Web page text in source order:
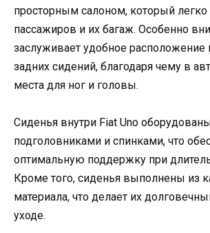
просторным салоном, который
пассажиров и их багаж. Особенно
заслуживает удобное расположение
задних сидений, благодаря чему в
места для ног и головы.
Сиденья внутри Fiat Uno
подголовниками и спинками, что
оптимальную поддержку при
Кроме того, сиденья выполнены из
материала, что делает их
уходе.